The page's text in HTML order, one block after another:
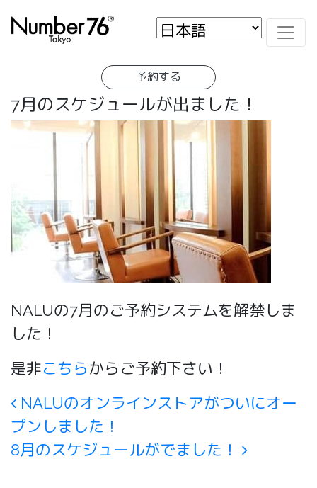
予約する
7月のスケジュールが出ました！
NALUの7月のご予約システムを解禁しま
した！
是非こちらからご予約下さい！
Post navigation
NALUのオンラインストアがついにオー
プンしました！
8月のスケジュールがでました！